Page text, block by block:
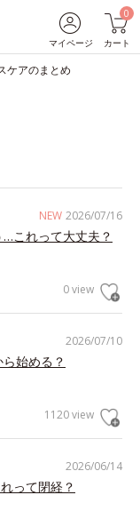
マイページ
0
カート
ケアのまとめ
NEW 2026/07/16
これって大丈夫？
0 view
2026/07/10
始める？
1120 view
2026/06/14
って閉経？